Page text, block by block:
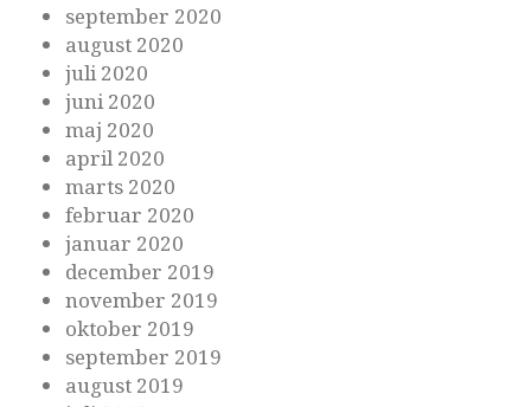
september 2020
august 2020
juli 2020
juni 2020
maj 2020
april 2020
marts 2020
februar 2020
januar 2020
december 2019
november 2019
oktober 2019
september 2019
august 2019